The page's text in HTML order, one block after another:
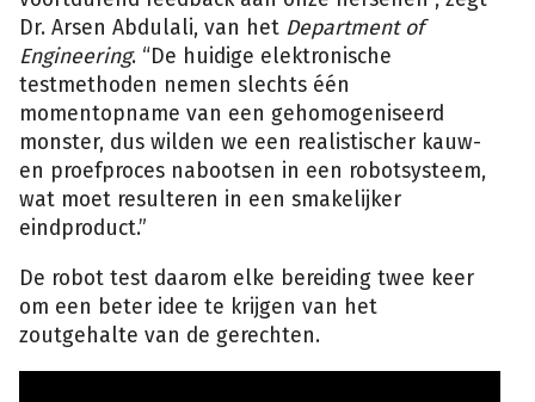
Dr. Arsen Abdulali, van het Department of
Engineering. “De huidige elektronische
testmethoden nemen slechts één
momentopname van een gehomogeniseerd
monster, dus wilden we een realistischer kauw-
en proefproces nabootsen in een robotsysteem,
wat moet resulteren in een smakelijker
eindproduct.”
De robot test daarom elke bereiding twee keer
om een beter idee te krijgen van het
zoutgehalte van de gerechten.